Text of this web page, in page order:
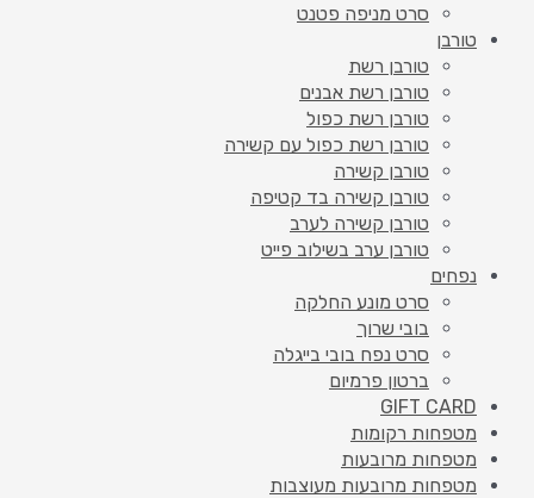
סרט מניפה פטנט
טורבן
טורבן רשת
טורבן רשת אבנים
טורבן רשת כפול
טורבן רשת כפול עם קשירה
טורבן קשירה
טורבן קשירה בד קטיפה
טורבן קשירה לערב
טורבן ערב בשילוב פייט
נפחים
סרט מונע החלקה
בובי שרוך
סרט נפח בובי בייגלה
ברטון פרמיום
GIFT CARD
מטפחות רקומות
מטפחות מרובעות
מטפחות מרובעות מעוצבות